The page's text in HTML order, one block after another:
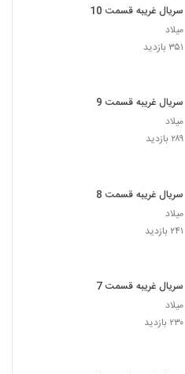
سریال غریبه قسمت 10
میلاد
۳۵۱ بازدید
سریال غریبه قسمت 9
میلاد
۲۸۹ بازدید
سریال غریبه قسمت 8
میلاد
۲۴۱ بازدید
سریال غریبه قسمت 7
میلاد
۲۳۰ بازدید